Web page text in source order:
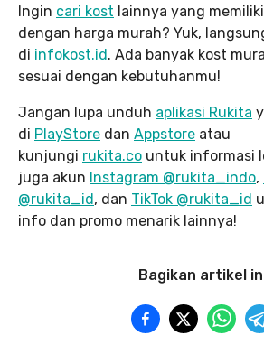
Ingin cari kost lainnya yang
dengan harga murah? Yuk,
di infokost.id. Ada banyak kost
sesuai dengan kebutuhanmu!
Jangan lupa unduh aplikasi Rukita
di PlayStore dan Appstore atau
kunjungi rukita.co untuk informasi
juga akun Instagram @rukita_indo,
@rukita_id, dan TikTok @rukita_id
info dan promo menarik lainnya!
Bagikan artikel